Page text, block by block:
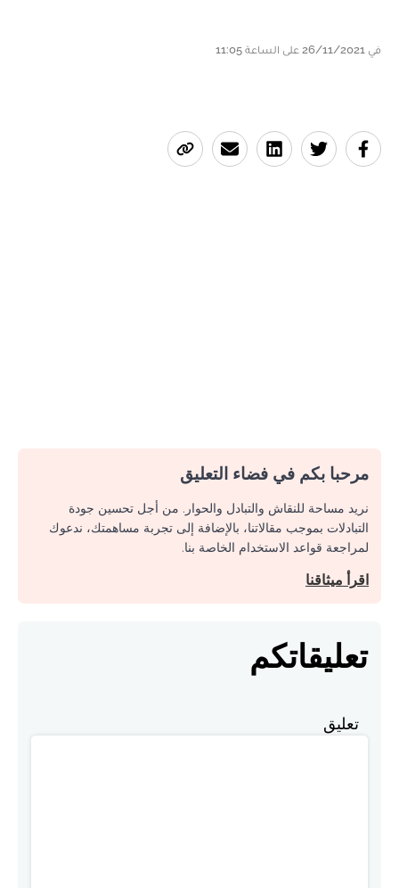
في 26/11/2021 على الساعة 11:05
مرحبا بكم في فضاء التعليق
نريد مساحة للنقاش والتبادل والحوار. من أجل تحسين جودة
التبادلات بموجب مقالاتنا، بالإضافة إلى تجربة مساهمتك، ندعوك
لمراجعة قواعد الاستخدام الخاصة بنا.
اقرأ ميثاقنا
تعليقاتكم
تعليق